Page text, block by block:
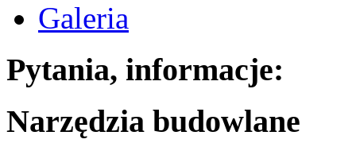
Galeria
Pytania, informacje:
Narzędzia budowlane